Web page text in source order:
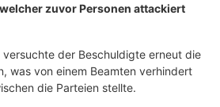
zuvor Personen attackiert
versuchte der Beschuldigte erneut die
was von einem Beamten verhindert
die Parteien stellte.